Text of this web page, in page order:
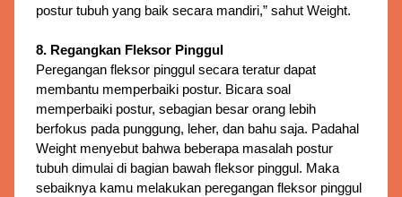
postur tubuh yang baik secara mandiri,” sahut Weight.
8. Regangkan Fleksor Pinggul
Peregangan fleksor pinggul secara teratur dapat
membantu memperbaiki postur. Bicara soal
memperbaiki postur, sebagian besar orang lebih
berfokus pada punggung, leher, dan bahu saja. Padahal
Weight menyebut bahwa beberapa masalah postur
tubuh dimulai di bagian bawah fleksor pinggul. Maka
sebaiknya kamu melakukan peregangan fleksor pinggul